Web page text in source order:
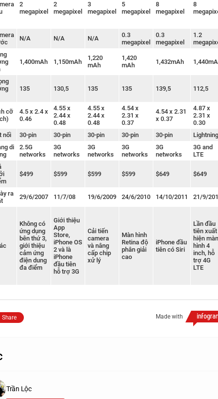
2
megapixel
2
megapixel
3
megapixel
5
megapixel
8
megapixel
8
N/A N/A N/A
0.3
megapixel
0.3
megapixel
1.2
1,400mAh 1,150mAh
1,220
mAh
1,420
mAh
1,432mAh
135 130,5 135 135 139,5 112,5
cỡ
4.5 x 2.4 x
0.46
4.55 x
2.44 x
0.48
4.55 x
2.44 x
0.48
4.54 x
2.31 x
0.37
4.54 x 2.31
x 0.37
4.87 x
2.31 x
0.30
nối
30-pin 30-pin 30-pin 30-pin 30-pin
Lightning
di
2.5G
networks
3G
networks
3G
networks
3G
networks
3G
networks
3G and
LTE
$499 $599 $599 $599 $649 $649
ra
29/6/2007 11/7/08 19/6/2009 24/6/2010 14/10/2011 21/9/
Không có
ứng dụng
bên thứ 3,
giới thiệu
cảm ứng
điện dung
đa điểm
Giới thiệu
App
Store,
iPhone OS
2 và là
iPhone
đầu tiên
hỗ trợ 3G
Cải tiến
camera
và nâng
cấp chip
xử lý
Màn hình
Retina độ
phân giải
cao
iPhone đầu
tiên có Siri
Lần đầu
tiên xuất
hiện màn
hình 4
inch, hỗ
trợ 4G
LTE
Made with
Share
Trần Lộc